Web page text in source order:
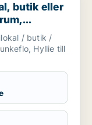
butik eller
/ butik /
Hyllie till